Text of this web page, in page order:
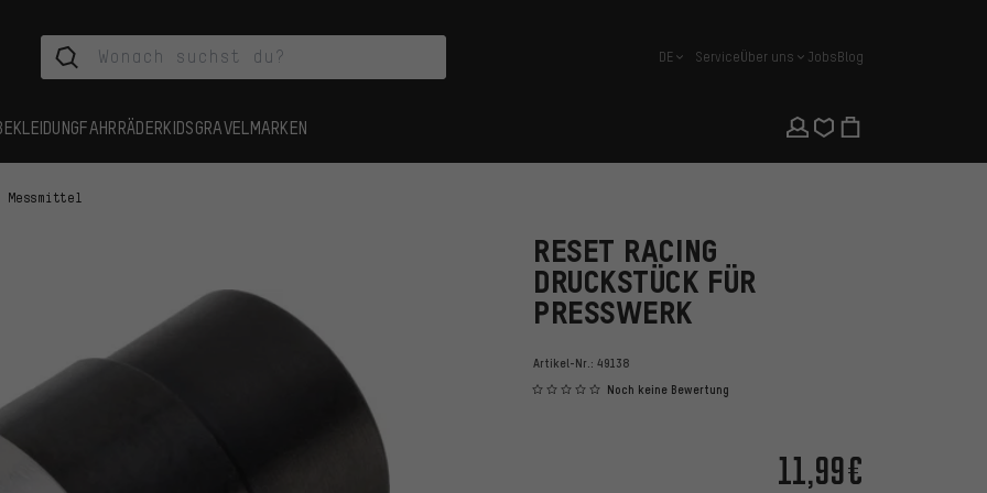
Deutsch
DE ServiceÜber uns JobsBlog
FAHRRÄDERKIDSGRAVEL MARKEN
Messmittel
RESET RACING
DRUCKSTÜCK FÜR
PRESSWERK
Artikel-Nr.: 49138
Noch keine Bewertung
11,99€